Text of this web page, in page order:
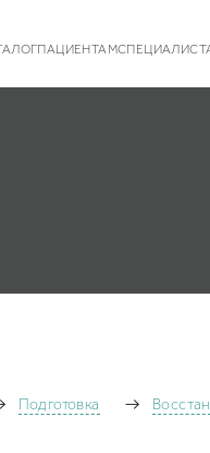
ПАЦИЕНТАМ
Подготовка